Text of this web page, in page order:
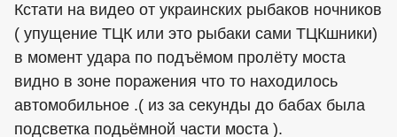
Кстати на видео от украинских рыбаков ночников
( упущение ТЦК или это рыбаки сами ТЦКшники)
в момент удара по подъёмом пролёту моста
видно в зоне поражения что то находилось
автомобильное .( из за секунды до бабах была
подсветка подьёмной части моста ).